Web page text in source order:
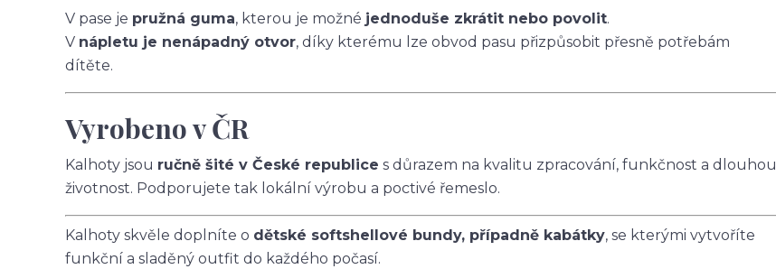
V pase je pružná guma, kterou je možné jednoduše zkrátit nebo povolit.
V nápletu je nenápadný otvor, díky kterému lze obvod pasu přizpůsobit přesně potřebám
dítěte.
Vyrobeno v ČR
Kalhoty jsou ručně šité v České republice s důrazem na kvalitu zpracování, funkčnost a dlouhou
životnost. Podporujete tak lokální výrobu a poctivé řemeslo.
Kalhoty skvěle doplníte o dětské softshellové bundy, případně kabátky, se kterými vytvoříte
funkční a sladěný outfit do každého počasí.